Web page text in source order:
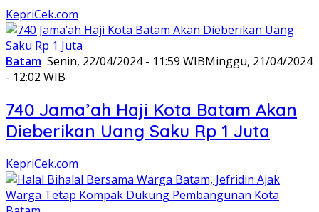
KepriCek.com
Batam Senin, 22/04/2024 - 11:59 WIBMinggu, 21/04/2024
- 12:02 WIB
740 Jama’ah Haji Kota Batam Akan
Dieberikan Uang Saku Rp 1 Juta
KepriCek.com